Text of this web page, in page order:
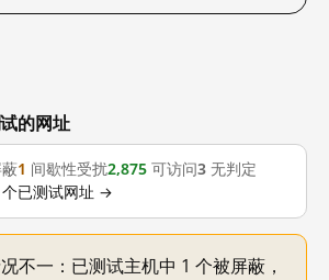
的网址
1 间歇性受扰2,875 可访问3 无判定
已测试网址 →
不一：已测试主机中 1 个被屏蔽，